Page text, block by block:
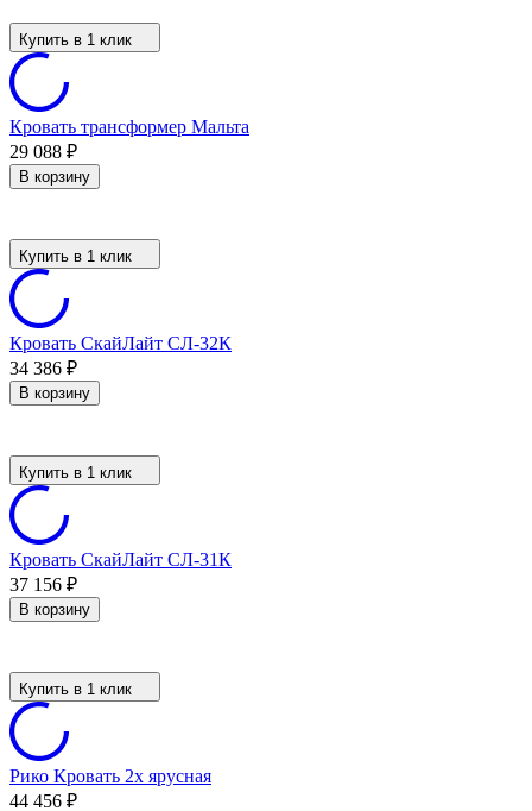
Купить в 1 клик
Кровать трансформер Мальта
29 088 ₽
В корзину
Купить в 1 клик
Кровать СкайЛайт СЛ-32К
34 386 ₽
В корзину
Купить в 1 клик
Кровать СкайЛайт СЛ-31К
37 156 ₽
В корзину
Купить в 1 клик
Рико Кровать 2х ярусная
44 456 ₽